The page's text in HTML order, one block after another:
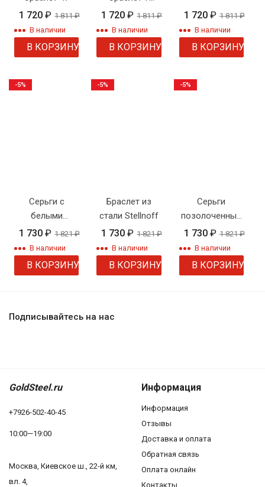
1 720 ₽ 1 811₽
В наличии
В КОРЗИНУ
веревка
1 720₽ 1 811₽
В наличии
В КОРЗИНУ
1 720 ₽ 1 811₽
В наличии
В КОРЗИНУ
Серьги с
белыми
камнями
"Регина"
1 730 ₽ 1 821₽
В наличии
В КОРЗИНУ
-5%
Браслет из
стали Stellnoff
1 730₽ 1 821₽
В наличии
В КОРЗИНУ
-5%
Серьги
позолоченные
S41349
1 730 ₽ 1 821₽
В наличии
В КОРЗИНУ
-5%
Подписывайтесь на нас
GoldSteel.ru
+7926-502-40-45
10:00—19:00
Москва, Киевское ш., 22-й км,
вл. 4,
Информация
Информация
Отзывы
Доставка и оплата
Обратная связь
Оплата онлайн
Контакты